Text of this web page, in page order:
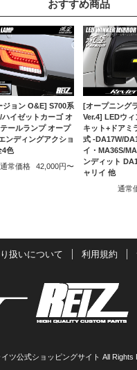
おすすめ商品
ジョン O&E] S700系
ハイゼットカーゴ オ
ールランプ オープ
ンディングアクショ
4色
通常価格
42,000円〜
[オープニング
Ver.4] LEDウ
キット+ドアミ
式 -DA17W/
イ・MA36S/
ンディット
ャリイ 他
通常
扱いについて 利用規約
ツ公式ショッピングサイト All Rights